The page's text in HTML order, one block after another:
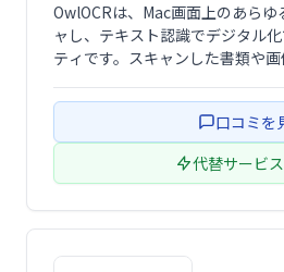
OwlOCRは、Mac画面上のあら
ャし、テキスト認識でデジタル
ティです。スキャンした書類や
ます。Mac上で完結し、主要機
デジタル化による業務効率化や …
口コミを
代替サービ